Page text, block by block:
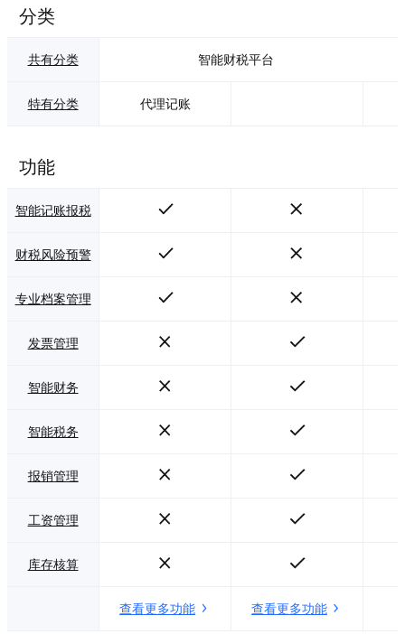
分类
共有分类 智能财税平台
特有分类 代理记账
功能
智能记账报税
财税风险预警
专业档案管理
发票管理
智能财务
智能税务
报销管理
工资管理
库存核算
查看更多功能 查看更多功能